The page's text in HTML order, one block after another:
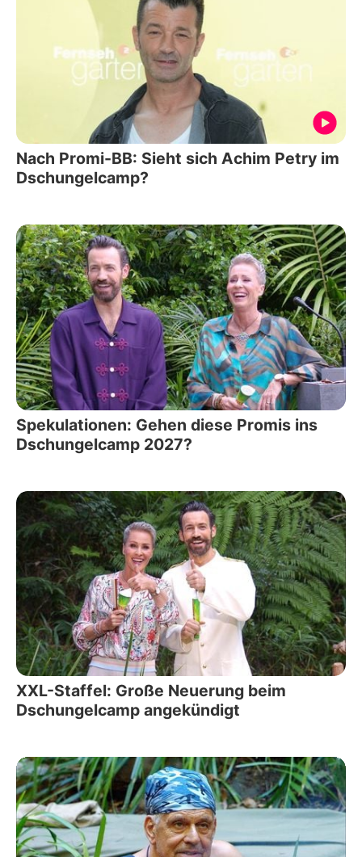
Nach Promi-BB: Sieht sich Achim Petry im
Dschungelcamp?
Spekulationen: Gehen diese Promis ins
Dschungelcamp 2027?
XXL-Staffel: Große Neuerung beim
Dschungelcamp angekündigt